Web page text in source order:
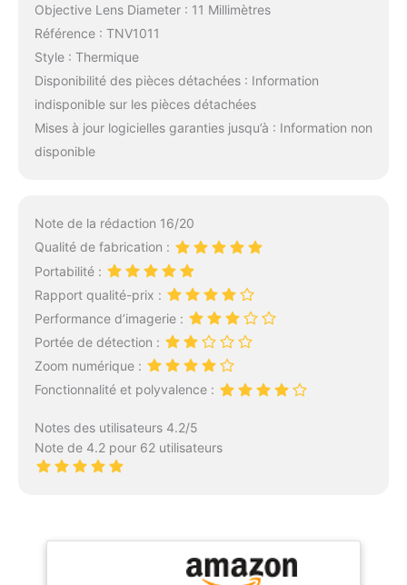
Objective Lens Diameter : 11 Millimètres
Référence : TNV1011
Style : Thermique
Disponibilité des pièces détachées : Information
indisponible sur les pièces détachées
Mises à jour logicielles garanties jusqu’à : Information non
disponible
Note de la rédaction 16/20
Qualité de fabrication :
Portabilité :
Rapport qualité-prix :
Performance d’imagerie :
Portée de détection :
Zoom numérique :
Fonctionnalité et polyvalence :
Notes des utilisateurs 4.2/5
Note de 4.2 pour 62 utilisateurs